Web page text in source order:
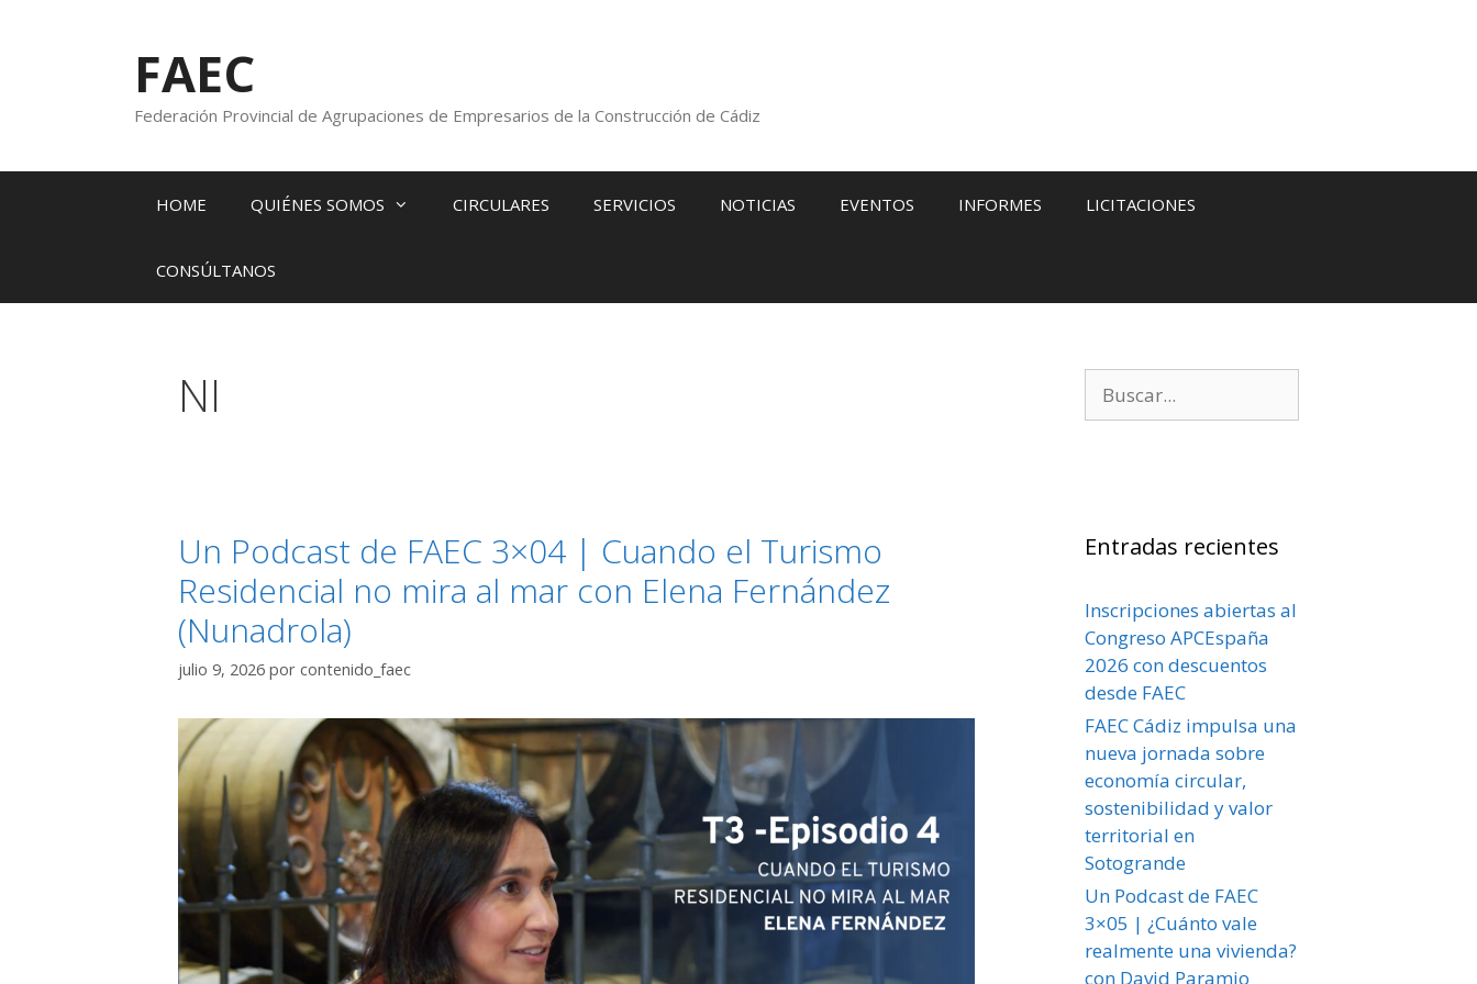
FAEC
Federación Provincial de Agrupaciones de Empresarios de la Construcción de Cádiz
HOME QUIÉNES SOMOS CIRCULARES SERVICIOS NOTICIAS EVENTOS INFORMES LICITACIONES
CONSÚLTANOS
NI
Un Podcast de FAEC 3×04 | Cuando el Turismo
Residencial no mira al mar con Elena Fernández
(Nunadrola)
julio 9, 2026 por contenido_faec
Entradas recientes
Inscripciones abiertas al
Congreso APCEspaña
2026 con descuentos
desde FAEC
FAEC Cádiz impulsa una
nueva jornada sobre
economía circular,
sostenibilidad y valor
territorial en
Sotogrande
Un Podcast de FAEC
3×05 | ¿Cuánto vale
realmente una vivienda?
con David Paramio